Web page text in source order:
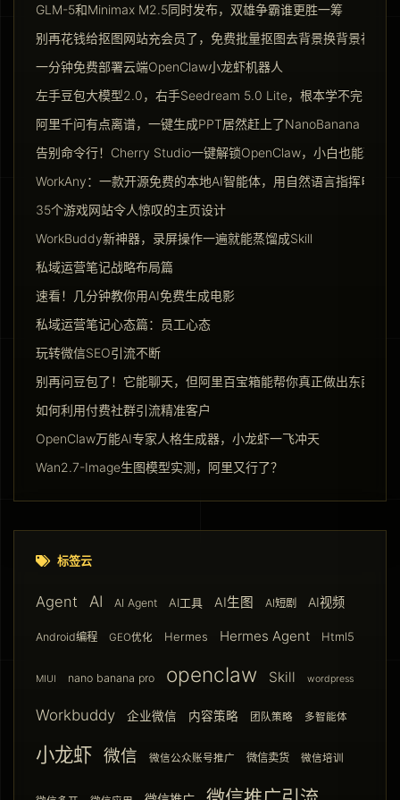
GLM-5和Minimax M2.5同时发布，双雄争霸谁更胜一筹
别再花钱给抠图网站充会员了，免费批量抠图去背景换背景神器
一分钟免费部署云端OpenClaw小龙虾机器人
左手豆包大模型2.0，右手Seedream 5.0 Lite，根本学不完
阿里千问有点离谱，一键生成PPT居然赶上了NanoBanana Pro
告别命令行！Cherry Studio一键解锁OpenClaw，小白也能玩转
WorkAny：一款开源免费的本地AI智能体，用自然语言指挥电脑
35个游戏网站令人惊叹的主页设计
WorkBuddy新神器，录屏操作一遍就能蒸馏成Skill
私域运营笔记战略布局篇
速看！几分钟教你用AI免费生成电影
私域运营笔记心态篇：员工心态
玩转微信SEO引流不断
别再问豆包了！它能聊天，但阿里百宝箱能帮你真正做出东西来
如何利用付费社群引流精准客户
OpenClaw万能AI专家人格生成器，小龙虾一飞冲天
Wan2.7-Image生图模型实测，阿里又行了？
标签云
Agent AI AI Agent AI工具 AI生图 AI短剧 AI视频
Android编程 GEO优化 Hermes Hermes Agent Html5
MIUI nano banana pro openclaw Skill wordpress
Workbuddy 企业微信 内容策略 团队策略 多智能体
小龙虾 微信 微信公众账号推广 微信卖货 微信培训